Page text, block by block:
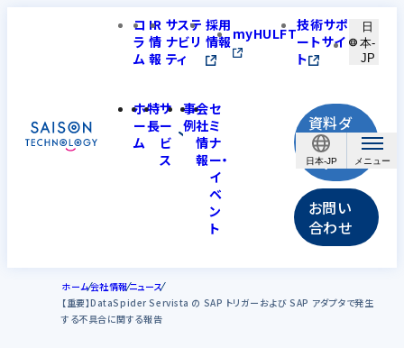
日本-JP
コ
ラ
ム
IR
情
報
サステ
ナビリ
ティ
採用
情報myHULFT技術サポ
ートサイ
ト
日
本-
JP
ホ
ー
ム
特
長
サ
ー
ビ
ス
事
例
会
社
情
報
セ
ミ
ナ
ー・
イ
ベ
ン
ト
資料ダ
ウンロ
ード
お問い
合わせ
ホーム会社情報ニュース
【重要】DataSpider Servista の SAP トリガーおよび SAP アダプタで発生
する不具合に関する報告